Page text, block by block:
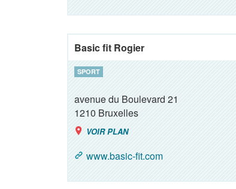
Basic fit Rogier
SPORT
avenue du Boulevard 21
1210Bruxelles
VOIR PLAN
www.basic-fit.com